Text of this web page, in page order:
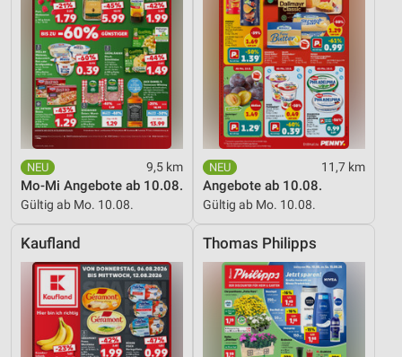
9,5 km
Mo-Mi Angebote ab 10.08.
Gültig ab Mo. 10.08.
11,7 km
Angebote ab 10.08.
Gültig ab Mo. 10.08.
Kaufland Thomas Philipps